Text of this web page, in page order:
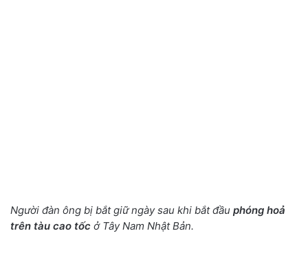
Người đàn ông bị bắt giữ ngày sau khi bắt đầu phóng hoả
trên tàu cao tốc ở Tây Nam Nhật Bản.